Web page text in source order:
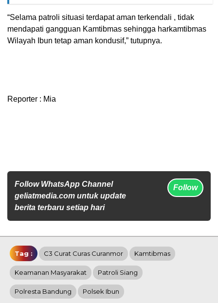
“Selama patroli situasi terdapat aman terkendali , tidak
mendapati gangguan Kamtibmas sehingga harkamtibmas
Wilayah Ibun tetap aman kondusif,” tutupnya.
Reporter : Mia
Follow WhatsApp Channel
geliatmedia.com untuk update
berita terbaru setiap hari
Follow
Tag : C3 Curat Curas Curanmor Kamtibmas
Keamanan Masyarakat Patroli Siang
Polresta Bandung Polsek Ibun